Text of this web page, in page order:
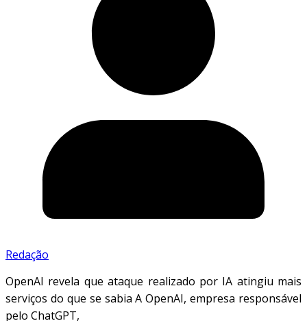
Redação
OpenAI revela que ataque realizado por IA atingiu mais
serviços do que se sabia A OpenAI, empresa responsável
pelo ChatGPT,